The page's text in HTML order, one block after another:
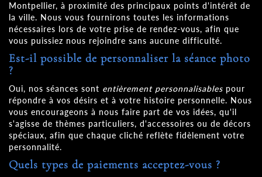
Montpellier, à proximité des principaux points d'intérêt de
la ville. Nous vous fournirons toutes les informations
nécessaires lors de votre prise de rendez-vous, afin que
vous puissiez nous rejoindre sans aucune difficulté.
Est-il possible de personnaliser la séance photo
?
Oui, nos séances sont entièrement personnalisables pour
répondre à vos désirs et à votre histoire personnelle. Nous
vous encourageons à nous faire part de vos idées, qu'il
s'agisse de thèmes particuliers, d'accessoires ou de décors
spéciaux, afin que chaque cliché reflète fidèlement votre
personnalité.
Quels types de paiements acceptez-vous ?